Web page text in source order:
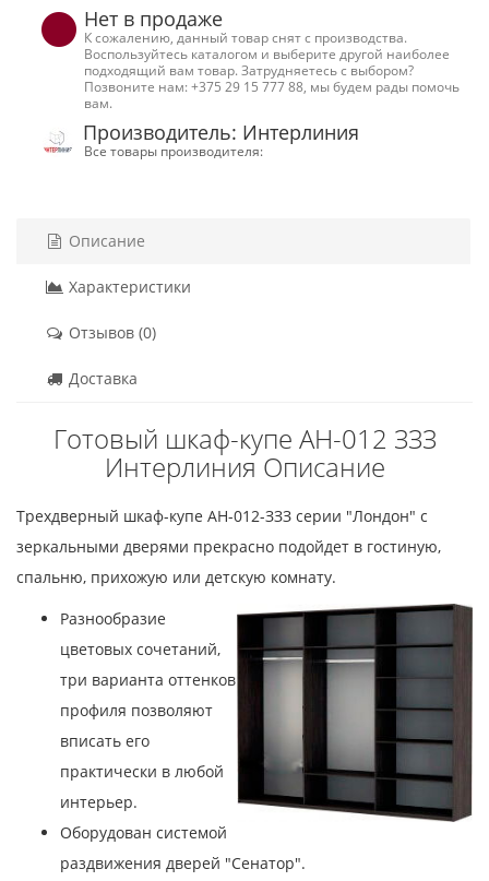
Нет в продаже
К сожалению, данный товар снят с производства.
Воспользуйтесь каталогом и выберите другой наиболее
подходящий вам товар. Затрудняетесь с выбором?
Позвоните нам: +375 29 15 777 88, мы будем рады помочь
вам.
Производитель: Интерлиния
Все товары производителя:
Описание
Характеристики
Отзывов (0)
Доставка
Готовый шкаф-купе АН-012 ЗЗЗ
Интерлиния Описание
Трехдверный шкаф-купе АН-012-ЗЗЗ серии "Лондон" с
зеркальными дверями прекрасно подойдет в гостиную,
спальню, прихожую или детскую комнату.
Разнообразие
цветовых сочетаний,
три варианта оттенков
профиля позволяют
вписать его
практически в любой
интерьер.
Оборудован системой
раздвижения дверей "Сенатор".